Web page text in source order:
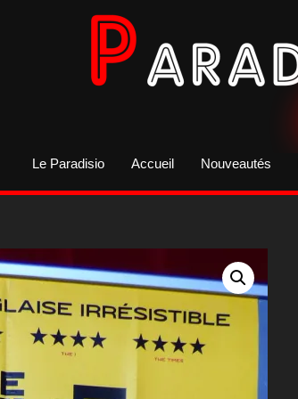
Le Paradisio Accueil Nouveautés